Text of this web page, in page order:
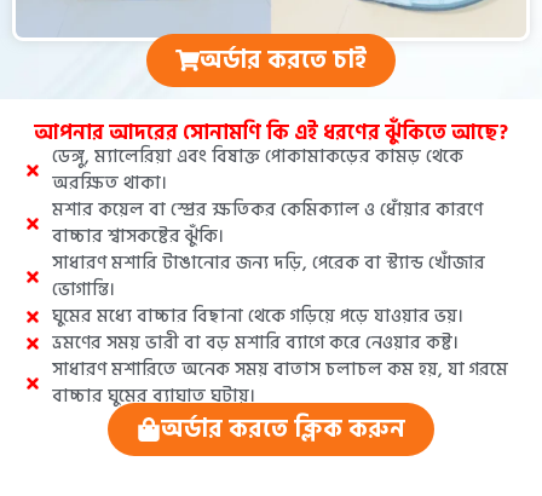
অর্ডার করতে চাই
আপনার আদরের সোনামণি কি এই ধরণের ঝুঁকিতে আছে?
ডেঙ্গু, ম্যালেরিয়া এবং বিষাক্ত পোকামাকড়ের কামড় থেকে
অরক্ষিত থাকা।
মশার কয়েল বা স্প্রের ক্ষতিকর কেমিক্যাল ও ধোঁয়ার কারণে
বাচ্চার শ্বাসকষ্টের ঝুঁকি।
সাধারণ মশারি টাঙানোর জন্য দড়ি, পেরেক বা স্ট্যান্ড খোঁজার
ভোগান্তি।
ঘুমের মধ্যে বাচ্চার বিছানা থেকে গড়িয়ে পড়ে যাওয়ার ভয়।
ভ্রমণের সময় ভারী বা বড় মশারি ব্যাগে করে নেওয়ার কষ্ট।
সাধারণ মশারিতে অনেক সময় বাতাস চলাচল কম হয়, যা গরমে
বাচ্চার ঘুমের ব্যাঘাত ঘটায়।
অর্ডার করতে ক্লিক করুন